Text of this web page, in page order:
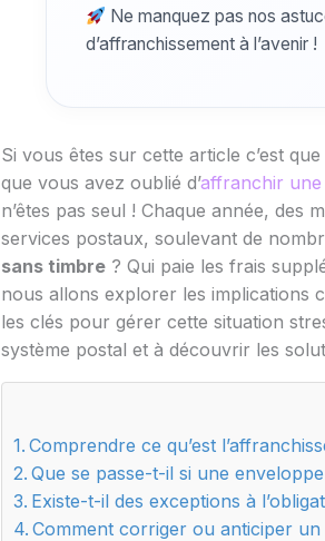
Ne manquez pas nos
d’affranchissement à l’avenir !
Si vous êtes sur cette article c’est
que vous avez oublié d’affranchir
n’êtes pas seul ! Chaque année,
services postaux, soulevant de
sans timbre ? Qui paie les frais
nous allons explorer les implications
les clés pour gérer cette situation
système postal et à découvrir les
Comprendre ce qu’est
Que se passe-t-il si une
Existe-t-il des exceptions à
Comment corriger ou anticiper un